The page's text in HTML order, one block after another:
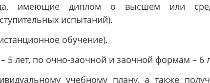
имеющие диплом о высшем или
испытаний).
обучение).
лет, по очно-заочной и заочной формам – 6
учебному плану, а также